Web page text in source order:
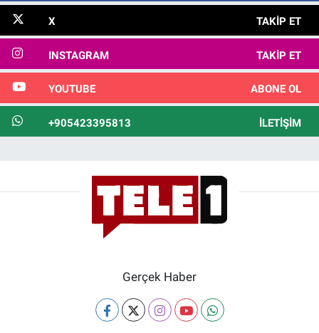
X TAKIP ET
INSTAGRAM TAKIP ET
YOUTUBE ABONE OL
+905423395813 İLETIŞIM
Gerçek Haber